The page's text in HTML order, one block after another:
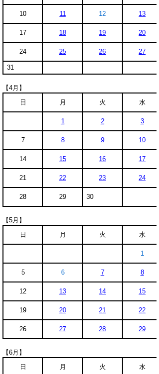
10 11 12 13
17 18 19 20
24 25 26 27
31
【4月】
日
月 火 水
1 2 3
7 8 9 10
14 15 16 17
21 22 23 24
28 29 30
【5月】
日
月 火 水
1
5 6 7 8
12 13 14 15
19 20 21 22
26 27 28 29
【6月】
日
月 火 水